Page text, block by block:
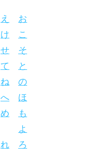
え お
け こ
せ そ
て と
ね の
へ ほ
め も
よ
れ ろ